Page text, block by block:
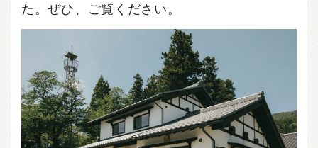
た。ぜひ、ご覧ください。